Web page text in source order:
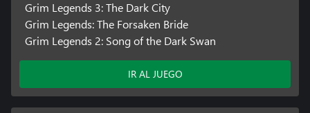
Grim Legends 3: The Dark City
Grim Legends: The Forsaken Bride
Grim Legends 2: Song of the Dark Swan
IR AL JUEGO